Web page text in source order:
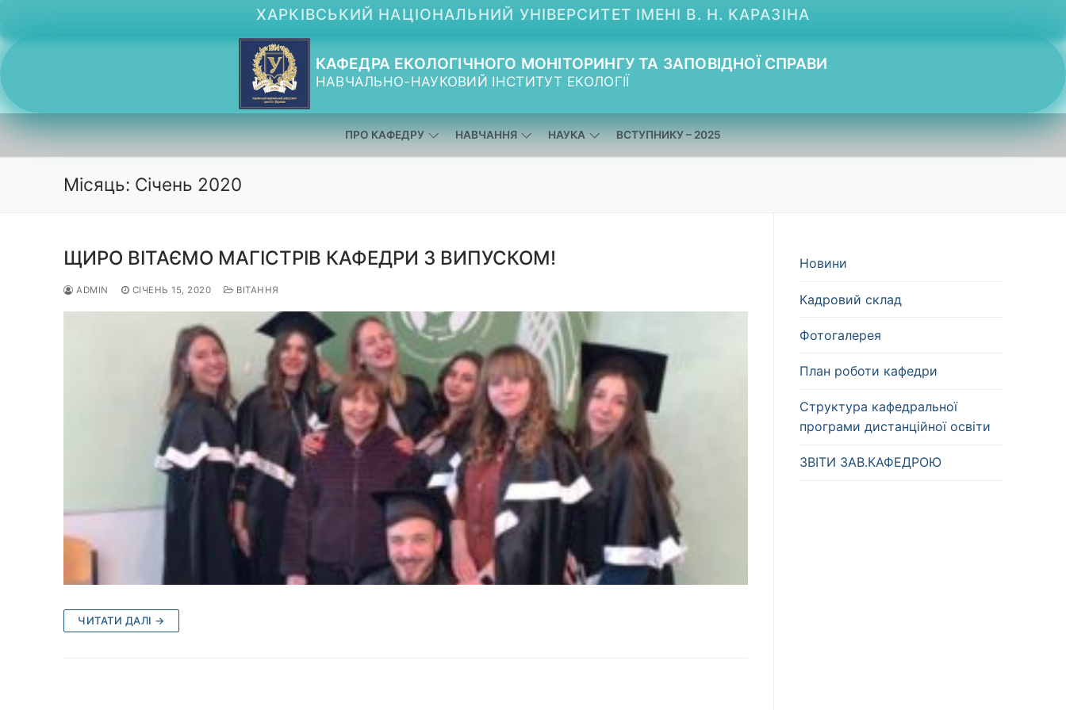
до
вмісту
ХАРКІВСЬКИЙ НАЦІОНАЛЬНИЙ УНІВЕРСИТЕТ ІМЕНІ В. Н. КАРАЗІНА
КАФЕДРА ЕКОЛОГІЧНОГО МОНІТОРИНГУ ТА ЗАПОВІДНОЇ СПРАВИ
НАВЧАЛЬНО-НАУКОВИЙ ІНСТИТУТ ЕКОЛОГІЇ
ПРО КАФЕДРУ НАВЧАННЯ НАУКА ВСТУПНИКУ – 2025
Місяць: Січень 2020
ЩИРО ВІТАЄМО МАГІСТРІВ КАФЕДРИ З ВИПУСКОМ!
ADMIN СІЧЕНЬ 15, 2020 ВІТАННЯ
ЧИТАТИ ДАЛІ →
Новини
Кадровий склад
Фотогалерея
План роботи кафедри
Структура кафедральної
програми дистанційної освіти
ЗВІТИ ЗАВ.КАФЕДРОЮ